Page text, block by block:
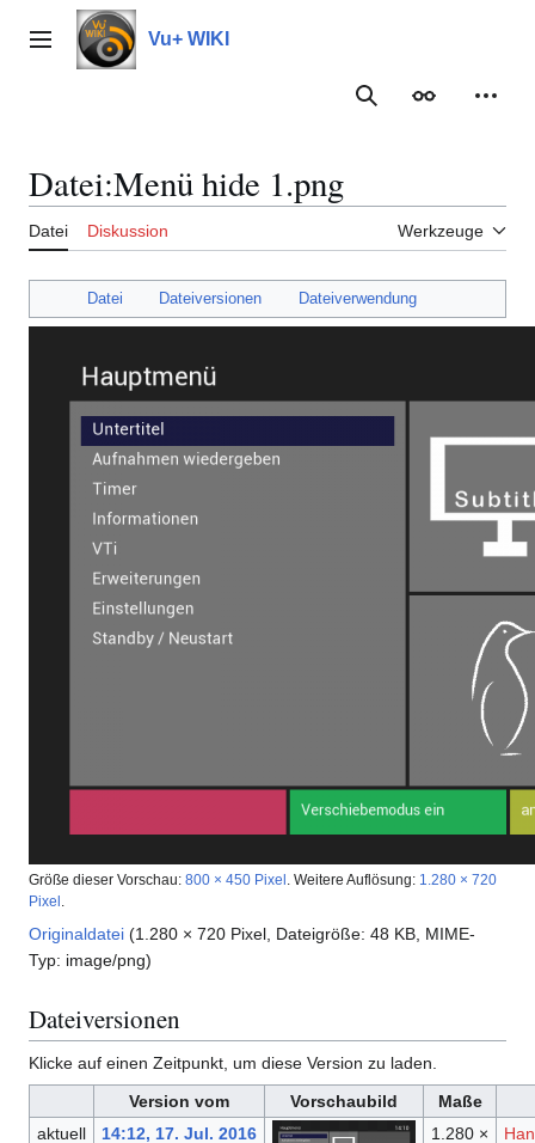
Inhalt
springenHauptmenü Vu+ WIKI
Suche
Datei:Menü hide 1.png
Datei Diskussion Werkzeuge
Datei Dateiversionen Dateiverwendung
Größe dieser Vorschau: 800 × 450 Pixel Weitere Auflösung: 1.280 × 720
Pixel
Originaldatei (1.280 × 720 Pixel, Dateigröße: 48 KB, MIME-
Typ: image/png)
Dateiversionen
Klicke auf einen Zeitpunkt, um diese Version zu laden.
Version vom
Vorschaubild
Maße
aktuell
14:12, 17. Jul. 2016
1.280 ×